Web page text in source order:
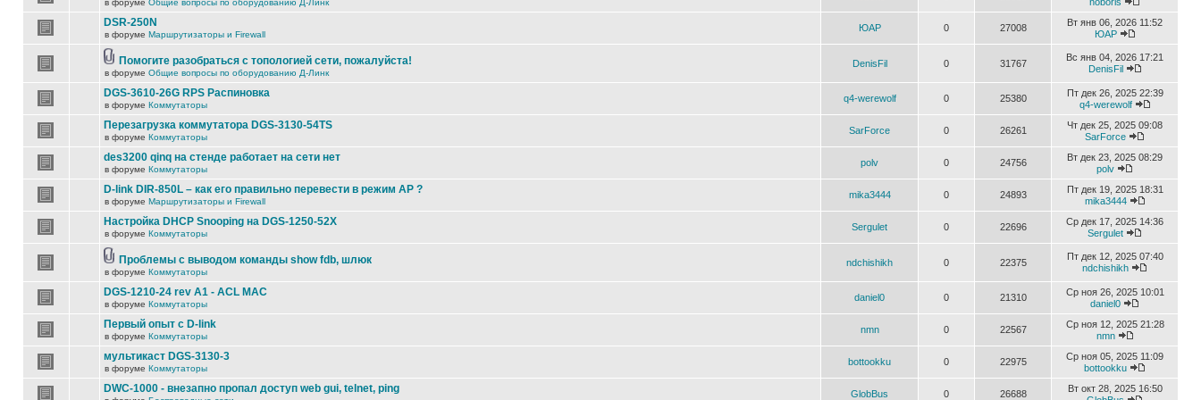
в форуме Общие вопросы по оборудованию Д-Линк
DSR-250N
в форуме Маршрутизаторы и Firewall
ЮАР 0 27008
Вт янв 06, 2026 11:52
ЮАР
Помогите разобраться с топологией сети, пожалуйста!
в форуме Общие вопросы по оборудованию Д-Линк
DenisFil 0 31767
Вс янв 04, 2026 17:21
DenisFil
DGS-3610-26G RPS Распиновка
в форуме Коммутаторы
q4-werewolf 0 25380
Пт дек 26, 2025 22:39
q4-werewolf
Перезагрузка коммутатора DGS-3130-54TS
в форуме Коммутаторы
SarForce 0 26261
Чт дек 25, 2025 09:08
SarForce
des3200 qinq на стенде работает на сети нет
в форуме Коммутаторы
polv 0 24756
Вт дек 23, 2025 08:29
polv
D-link DIR-850L – как его правильно перевести в режим AP ?
в форуме Маршрутизаторы и Firewall
mika3444 0 24893
Пт дек 19, 2025 18:31
mika3444
Настройка DHCP Snooping на DGS-1250-52X
в форуме Коммутаторы
Sergulet 0 22696
Ср дек 17, 2025 14:36
Sergulet
Проблемы с выводом команды show fdb, шлюк
в форуме Коммутаторы
ndchishikh 0 22375
Пт дек 12, 2025 07:40
ndchishikh
DGS-1210-24 rev A1 - ACL MAC
в форуме Коммутаторы
daniel0 0 21310
Ср ноя 26, 2025 10:01
daniel0
Первый опыт с D-link
в форуме Коммутаторы
nmn 0 22567
Ср ноя 12, 2025 21:28
nmn
мультикаст DGS-3130-3
в форуме Коммутаторы
bottookku 0 22975
Ср ноя 05, 2025 11:09
bottookku
DWC-1000 - внезапно пропал доступ web gui, telnet, ping GlobBus 0 26688
Вт окт 28, 2025 16:50